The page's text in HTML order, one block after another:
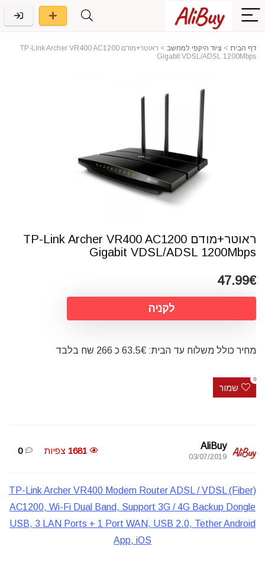
דף הבית > ציוד היקפי למחשב >
ראוטר+מודם TP-Link Archer VR400 AC1200
Gigabit VDSL/ADSL 1200Mbps
ראוטר+מודם TP-Link Archer VR400 AC1200
Gigabit VDSL/ADSL 1200Mbps
47.99€
לקניה
מחיר כולל משלוח עד הבית: 63.5€ כ 266 שח בלבד
שמור
0
AliBuy
03/07/2019
1681 צפיות 0
TP-Link Archer VR400 Modem Router ADSL / VDSL (Fiber)
AC1200, Wi-Fi Dual Band, Support 3G / 4G Backup Dongle
USB, 3 LAN Ports + 1 Port WAN, USB 2.0, Tether Android
App, iOS